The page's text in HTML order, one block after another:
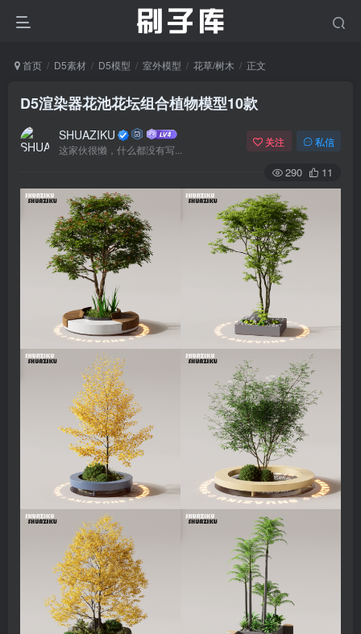
首页 D5素材 D5模型 室外模型 花草/树木 正文
D5渲染器花池花坛组合植物模型10款
SHUAZIKU
这家伙很懒，什么都没有写...
关注 私信
290 11